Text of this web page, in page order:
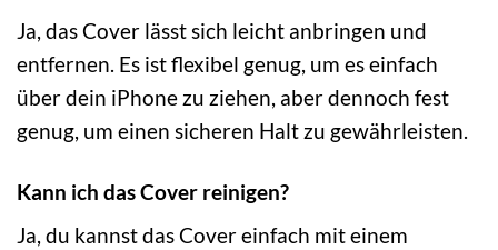
Ja, das Cover lässt sich leicht anbringen und
entfernen. Es ist flexibel genug, um es einfach
über dein iPhone zu ziehen, aber dennoch fest
genug, um einen sicheren Halt zu gewährleisten.
Kann ich das Cover reinigen?
Ja, du kannst das Cover einfach mit einem